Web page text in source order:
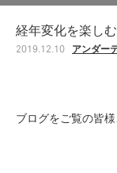
経年変化を楽し
2019.12.10 アンダー
ブログをご覧の皆様